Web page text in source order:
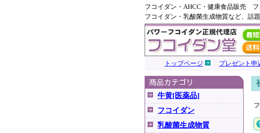
フコイダン・AHCC・健康食品販売 フ
フコイダン・乳酸菌生成物質など、話
トップページ プレゼント申
牛黄[医薬品]
フコイダン
乳酸菌生成物質